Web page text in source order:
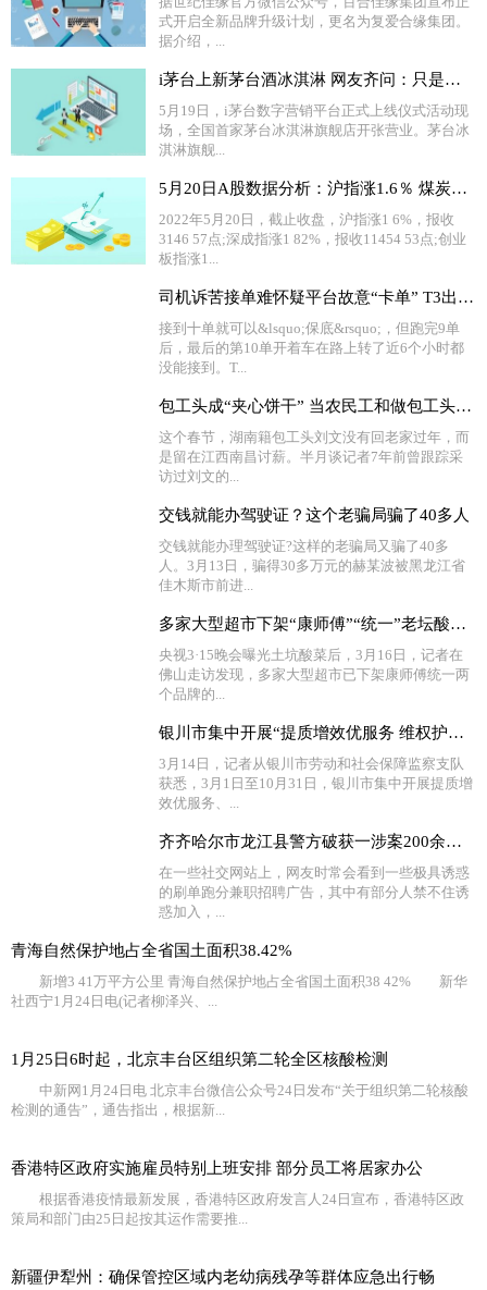
式开启全新品牌升级计划，更名为复爱合缘集团。
据介绍，...
i茅台上新茅台酒冰淇淋 网友齐问：只是多少度的？
5月19日，i茅台数字营销平台正式上线仪式活动现
场，全国首家茅台冰淇淋旗舰店开张营业。茅台冰
淇淋旗舰...
5月20日A股数据分析：沪指涨1.6％ 煤炭板块全天走强
2022年5月20日，截止收盘，沪指涨1 6%，报收
3146 57点;深成指涨1 82%，报收11454 53点;创业
板指涨1...
司机诉苦接单难怀疑平台故意“卡单” T3出行回应
接到十单就可以&lsquo;保底&rsquo;，但跑完9单
后，最后的第10单开着车在路上转了近6个小时都
没能接到。T...
包工头成“夹心饼干” 当农民工和做包工头有啥区别？
这个春节，湖南籍包工头刘文没有回老家过年，而
是留在江西南昌讨薪。半月谈记者7年前曾跟踪采
访过刘文的...
交钱就能办驾驶证？这个老骗局骗了40多人
交钱就能办理驾驶证?这样的老骗局又骗了40多
人。3月13日，骗得30多万元的赫某波被黑龙江省
佳木斯市前进...
多家大型超市下架“康师傅”“统一”老坛酸菜牛肉面
央视3·15晚会曝光土坑酸菜后，3月16日，记者在
佛山走访发现，多家大型超市已下架康师傅统一两
个品牌的...
银川市集中开展“提质增效优服务 维权护薪促稳定”活动
3月14日，记者从银川市劳动和社会保障监察支队
获悉，3月1日至10月31日，银川市集中开展提质增
效优服务、...
齐齐哈尔市龙江县警方破获一涉案200余万元的“帮信”案件
在一些社交网站上，网友时常会看到一些极具诱惑
的刷单跑分兼职招聘广告，其中有部分人禁不住诱
惑加入，...
青海自然保护地占全省国土面积38.42%
新增3 41万平方公里 青海自然保护地占全省国土面积38 42% 新华
社西宁1月24日电(记者柳泽兴、...
1月25日6时起，北京丰台区组织第二轮全区核酸检测
中新网1月24日电 北京丰台微信公众号24日发布“关于组织第二轮核酸
检测的通告”，通告指出，根据新...
香港特区政府实施雇员特别上班安排 部分员工将居家办公
根据香港疫情最新发展，香港特区政府发言人24日宣布，香港特区政
策局和部门由25日起按其运作需要推...
新疆伊犁州：确保管控区域内老幼病残孕等群体应急出行畅